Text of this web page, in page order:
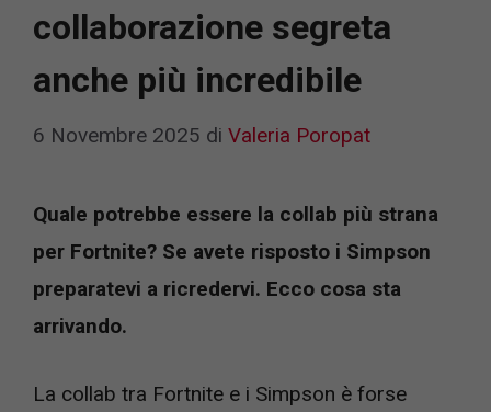
collaborazione segreta
anche più incredibile
6 Novembre 2025 di Valeria Poropat
Quale potrebbe essere la collab più strana
per Fortnite? Se avete risposto i Simpson
preparatevi a ricredervi. Ecco cosa sta
arrivando.
La collab tra Fortnite e i Simpson è forse